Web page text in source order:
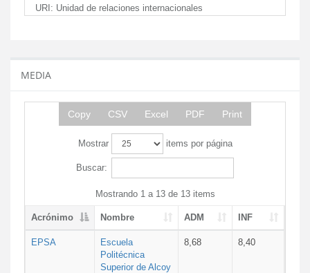
URI: Unidad de relaciones internacionales
MEDIA
Copy CSV Excel PDF Print
Mostrar items por página
Buscar:
Mostrando 1 a 13 de 13 items
Acrónimo Nombre ADM INF
EPSA
Escuela
Politécnica
Superior de Alcoy
8,68 8,40